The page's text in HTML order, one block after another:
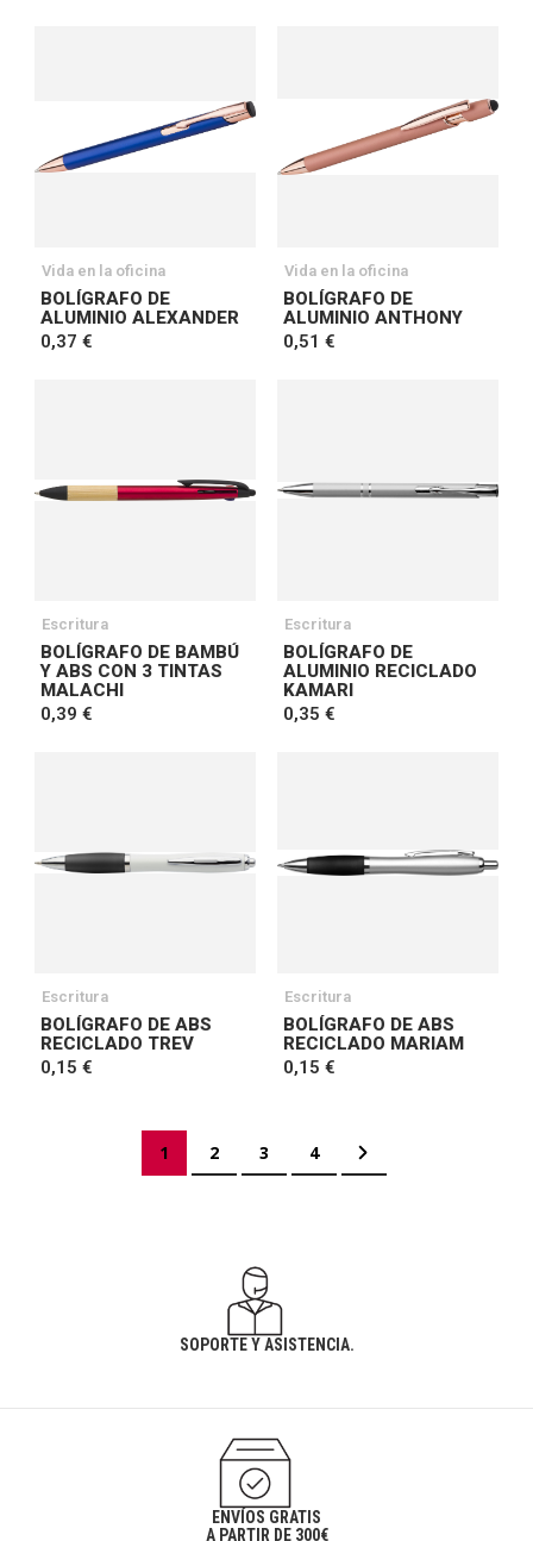
Vida en la oficina
BOLÍGRAFO DE
ALUMINIO ALEXANDER
0,37 €
Vida en la oficina
BOLÍGRAFO DE
ALUMINIO ANTHONY
0,51 €
Escritura
BOLÍGRAFO DE BAMBÚ
Y ABS CON 3 TINTAS
MALACHI
0,39 €
Escritura
BOLÍGRAFO DE
ALUMINIO RECICLADO
KAMARI
0,35 €
Escritura
BOLÍGRAFO DE ABS
RECICLADO TREV
0,15 €
Escritura
BOLÍGRAFO DE ABS
RECICLADO MARIAM
0,15 €
Actualmente estás leyendo página
1 Página
2 Página
3 Página
4 Página
Siguiente
SOPORTE Y ASISTENCIA.
ENVÍOS GRATIS
A PARTIR DE 300€